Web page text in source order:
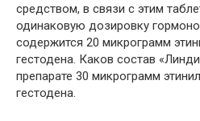
средством, в связи с этим
одинаковую дозировку
содержится 20 микрограмм
гестодена. Каков состав
препарате 30 микрограмм
гестодена.